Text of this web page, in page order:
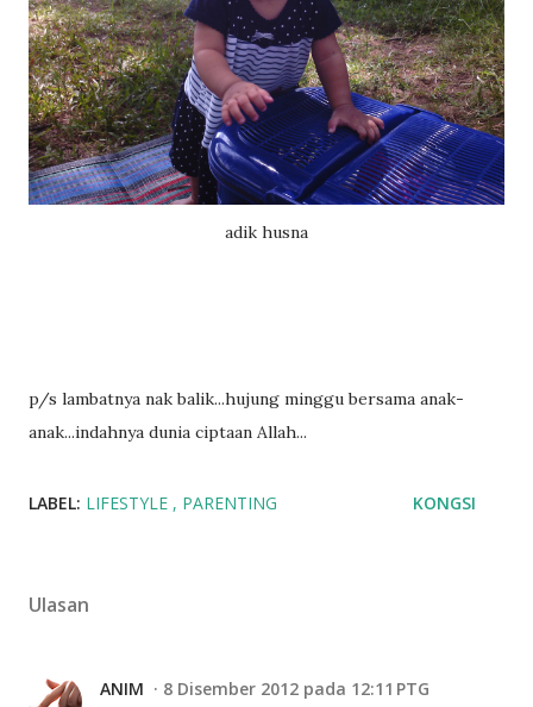
adik husna
p/s lambatnya nak balik...hujung minggu bersama anak-
anak...indahnya dunia ciptaan Allah...
LABEL: LIFESTYLE PARENTING KONGSI
Ulasan
ANIM 8 Disember 2012 pada 12:11 PTG